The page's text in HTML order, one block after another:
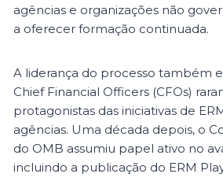
agências e organizações não
a oferecer formação continuada.
A liderança do processo também
Chief Financial Officers (CFOs)
protagonistas das iniciativas de
agências. Uma década depois, o
do OMB assumiu papel ativo no
incluindo a publicação do ERM